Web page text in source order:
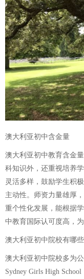
澳大利亚初中含金量
澳大利亚初中教育含金
科知识外，还重视培养
灵活多样，鼓励学生积
主动性。师资力量雄厚
重个性化发展，能根据
中教育国际认可度高，
澳大利亚初中院校有哪些
澳大利亚初中院校多为
Sydney Girls High